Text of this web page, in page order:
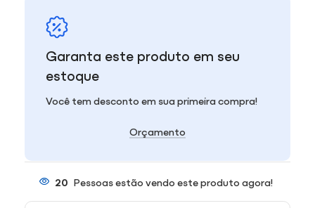
Garanta este produto em seu
estoque
Você tem desconto em sua primeira compra!
Orçamento
20 Pessoas estão vendo este produto agora!